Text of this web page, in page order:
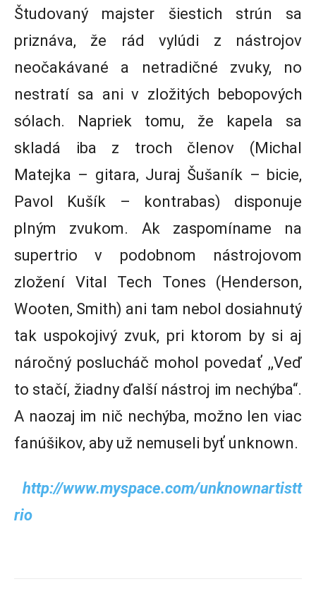
Študovaný majster šiestich strún sa
priznáva, že rád vylúdi z nástrojov
neočakávané a netradičné zvuky, no
nestratí sa ani v zložitých bebopových
sólach. Napriek tomu, že kapela sa
skladá iba z troch členov (Michal
Matejka – gitara, Juraj Šušaník – bicie,
Pavol Kušík – kontrabas) disponuje
plným zvukom. Ak zaspomíname na
supertrio v podobnom nástrojovom
zložení Vital Tech Tones (Henderson,
Wooten, Smith) ani tam nebol dosiahnutý
tak uspokojivý zvuk, pri ktorom by si aj
náročný poslucháč mohol povedať ,,Veď
to stačí, žiadny ďalší nástroj im nechýba“.
A naozaj im nič nechýba, možno len viac
fanúšikov, aby už nemuseli byť unknown.
http://www.myspace.com/unknownartistt
rio